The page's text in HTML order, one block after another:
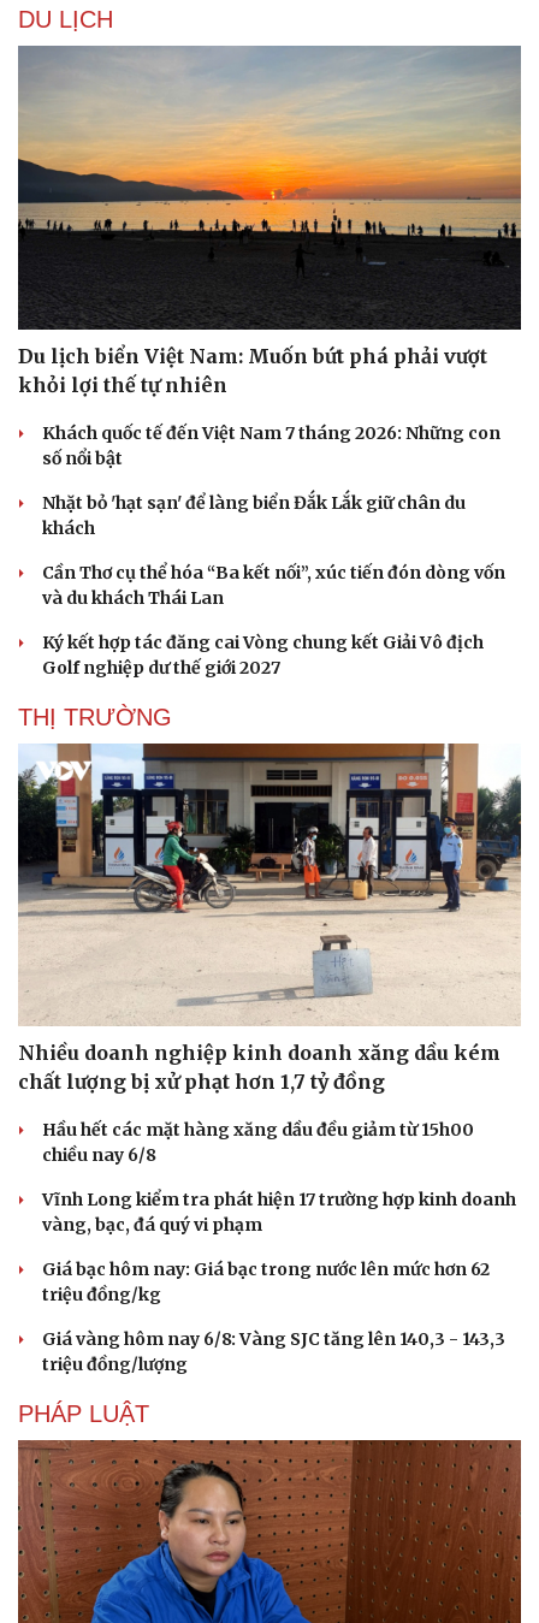
Dinh dưỡng - món ngon
Cây thuốc
Sản phụ khoa
Nhi khoa
Làm đẹp - giảm cân
Phòng mạch online
Nhà đẹp
Blog
Tình yêu - Gia đình
DU LỊCH
Du lịch biển Việt Nam: Muốn bứt phá phải vượt
khỏi lợi thế tự nhiên
Khách quốc tế đến Việt Nam 7 tháng 2026: Những con
số nổi bật
Nhặt bỏ 'hạt sạn' để làng biển Đắk Lắk giữ chân du
khách
Cần Thơ cụ thể hóa “Ba kết nối”, xúc tiến đón dòng vốn
và du khách Thái Lan
Ký kết hợp tác đăng cai Vòng chung kết Giải Vô địch
Golf nghiệp dư thế giới 2027
THỊ TRƯỜNG
Nhiều doanh nghiệp kinh doanh xăng dầu kém
chất lượng bị xử phạt hơn 1,7 tỷ đồng
Hầu hết các mặt hàng xăng dầu đều giảm từ 15h00
chiều nay 6/8
Vĩnh Long kiểm tra phát hiện 17 trường hợp kinh doanh
vàng, bạc, đá quý vi phạm
Giá bạc hôm nay: Giá bạc trong nước lên mức hơn 62
triệu đồng/kg
Giá vàng hôm nay 6/8: Vàng SJC tăng lên 140,3 - 143,3
triệu đồng/lượng
PHÁP LUẬT